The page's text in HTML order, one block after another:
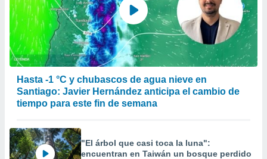
Hasta -1 °C y chubascos de agua nieve en
Santiago: Javier Hernández anticipa el cambio de
tiempo para este fin de semana
"El árbol que casi toca la luna":
encuentran en Taiwán un bosque perdido